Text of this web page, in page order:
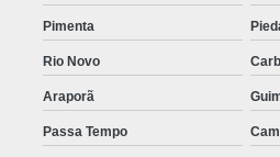
Pimenta
Rio Novo
Araporã
Passa Tempo